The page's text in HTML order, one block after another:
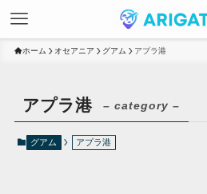
ホーム オセアニア グアム アプラ港
アプラ港 – category –
グアム アプラ港